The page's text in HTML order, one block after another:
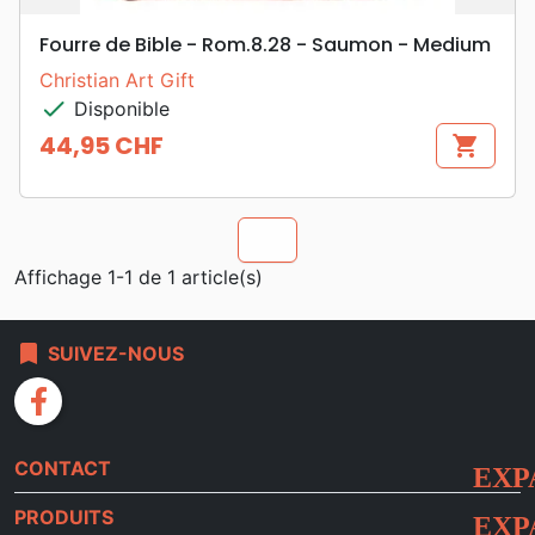
Fourre de Bible - Rom.8.28 - Saumon - Medium
Christian Art Gift
check Disponible
Prix
44,95 CHF shopping_cart
Affichage 1-1 de 1 article(s)
bookmark SUIVEZ-NOUS
facebook
CONTACT
PRODUITS